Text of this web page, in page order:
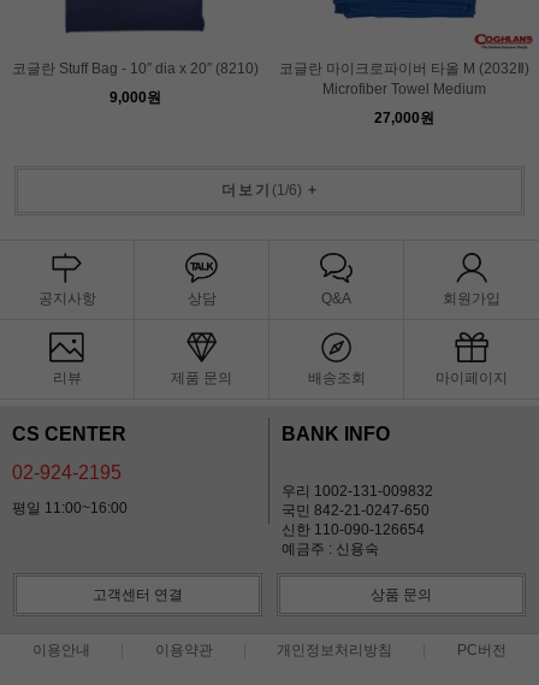
코글란 Stuff Bag - 10″ dia x 20″ (8210)
9,000원
코글란 마이크로파이버 타올 M (2032Ⅱ)
Microfiber Towel Medium
27,000원
더보기 (1 /6) +
공지사항 상담 Q&A 회원가입
리뷰 제품 문의 배송조회 마이페이지
CS CENTER
02-924-2195
평일 11:00~16:00
BANK INFO
우리 1002-131-009832
국민 842-21-0247-650
신한 110-090-126654
예금주 : 신용숙
고객센터 연결 상품 문의
이용안내 이용약관 개인정보처리방침 PC버전